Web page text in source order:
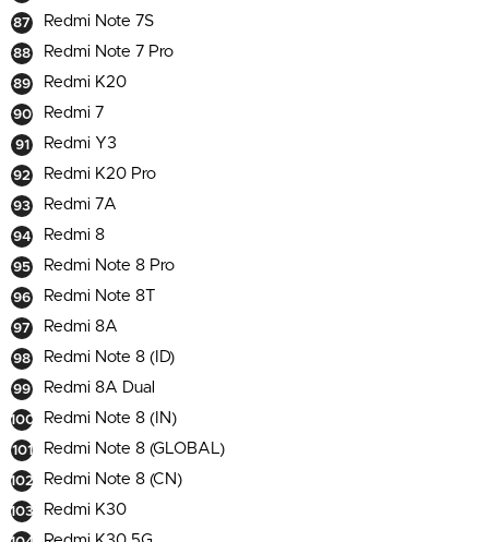
Redmi Note 7S
Redmi Note 7 Pro
Redmi K20
Redmi 7
Redmi Y3
Redmi K20 Pro
Redmi 7A
Redmi 8
Redmi Note 8 Pro
Redmi Note 8T
Redmi 8A
Redmi Note 8 (ID)
Redmi 8A Dual
Redmi Note 8 (IN)
Redmi Note 8 (GLOBAL)
Redmi Note 8 (CN)
Redmi K30